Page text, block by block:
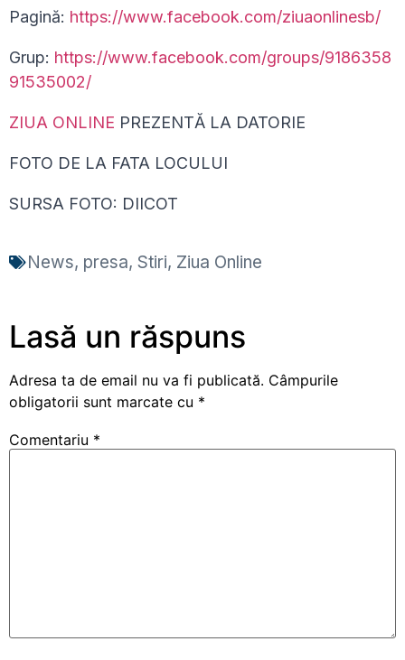
Pagină: https://www.facebook.com/ziuaonlinesb/
Grup: https://www.facebook.com/groups/9186358
91535002/
ZIUA ONLINE PREZENTĂ LA DATORIE
FOTO DE LA FATA LOCULUI
SURSA FOTO: DIICOT
News, presa, Stiri, Ziua Online
Lasă un răspuns
Adresa ta de email nu va fi publicată. Câmpurile
obligatorii sunt marcate cu *
Comentariu *